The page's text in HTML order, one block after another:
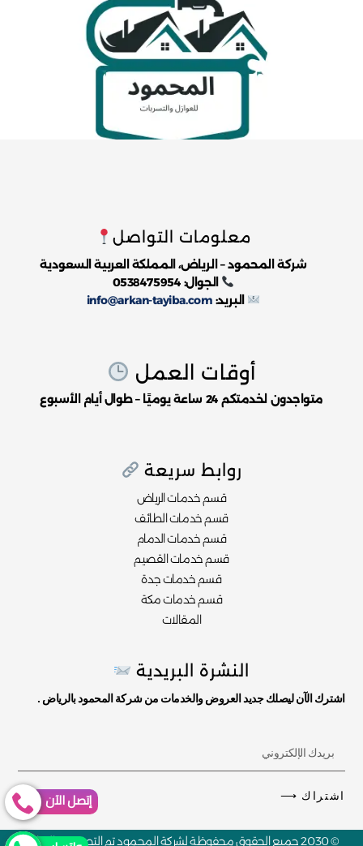
معلومات التواصل
شركة المحمود – الرياض، المملكة العربية السعودية
الجوال: 0538475954
البريد: info@arkan-tayiba.com
أوقات العمل
متواجدون لخدمتكم 24 ساعة يوميًا – طوال أيام الأسبوع
روابط سريعة
قسم خدمات الرياض
قسم خدمات الطائف
قسم خدمات الدمام
قسم خدمات القصيم
قسم خدمات جدة
قسم خدمات مكة
المقالات
النشرة البريدية
اشترك الآن ليصلك جديد العروض والخدمات من شركة المحمود بالرياض .
أدخل
الإلكتروني
اشتراك ⟶
© 2030 جميع الحقوق محفوظة لشركة المحمود تم التصميم والتطوير
إتصل الآن